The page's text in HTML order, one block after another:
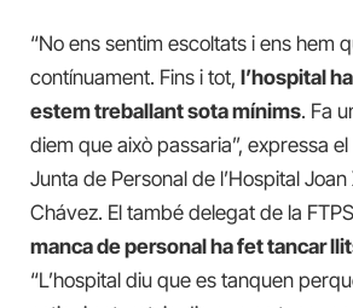
“No ens sentim escoltats i ens hem
contínuament. Fins i tot, l’hospital
estem treballant sota mínims. Fa
diem que això passaria”, expressa
Junta de Personal de l’Hospital Joan
Chávez. El també delegat de la
manca de personal ha fet tancar
“L’hospital diu que es tanquen